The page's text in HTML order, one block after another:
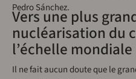
Pedro Sánchez.
Vers une plus
nucléarisation du
l’échelle mondiale
Il ne fait aucun doute que le